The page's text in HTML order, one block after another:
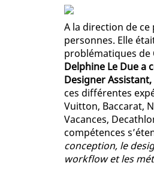
A la direction de ce
personnes. Elle
problématiques de
Delphine Le Due a
Designer
ces différentes
Vuitton, Baccarat,
Vacances,
compétences
conception, le
workflow et les